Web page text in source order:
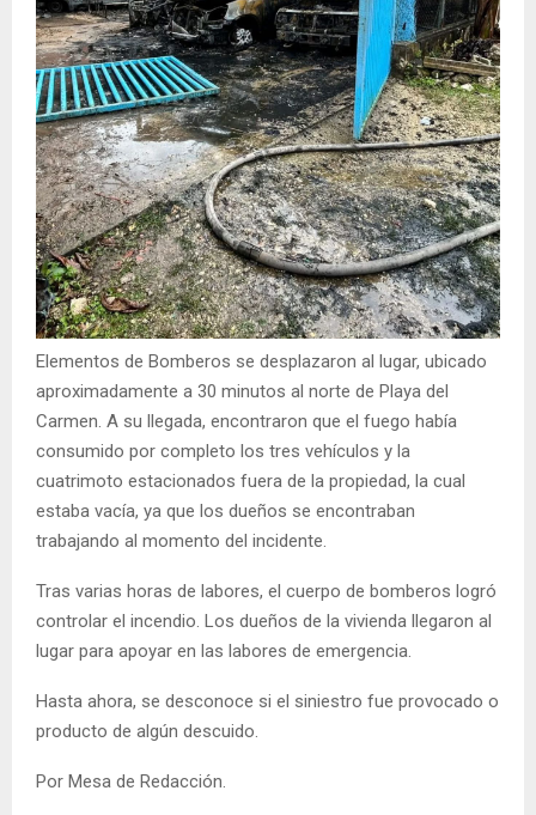
Elementos de Bomberos se desplazaron al lugar, ubicado
aproximadamente a 30 minutos al norte de Playa del
Carmen. A su llegada, encontraron que el fuego había
consumido por completo los tres vehículos y la
cuatrimoto estacionados fuera de la propiedad, la cual
estaba vacía, ya que los dueños se encontraban
trabajando al momento del incidente.
Tras varias horas de labores, el cuerpo de bomberos logró
controlar el incendio. Los dueños de la vivienda llegaron al
lugar para apoyar en las labores de emergencia.
Hasta ahora, se desconoce si el siniestro fue provocado o
producto de algún descuido.
Por Mesa de Redacción.